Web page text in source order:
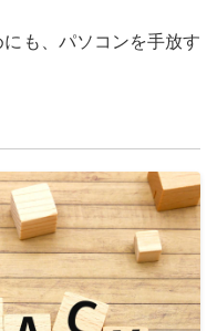
も、パソコンを手放す